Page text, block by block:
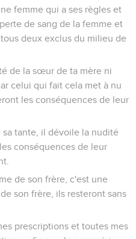
femme qui a ses règles et
de sang de la femme et
deux exclus du milieu de
de la sœur de ta mère ni
celui qui fait cela met à nu
les conséquences de leur
sa tante, il dévoile la nudité
conséquences de leur
de son frère, c'est une
son frère, ils resteront sans
prescriptions et toutes mes